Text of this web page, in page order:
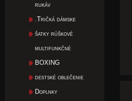
rukáv
.Tričká dámske
šatky rúškové
multifunkčné
BOXING
destské oblečenie
Doplnky